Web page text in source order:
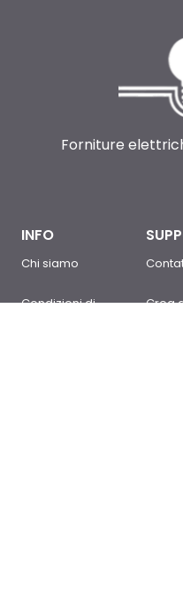
Forniture
INFO
Chi siamo
Condizioni di
Crea